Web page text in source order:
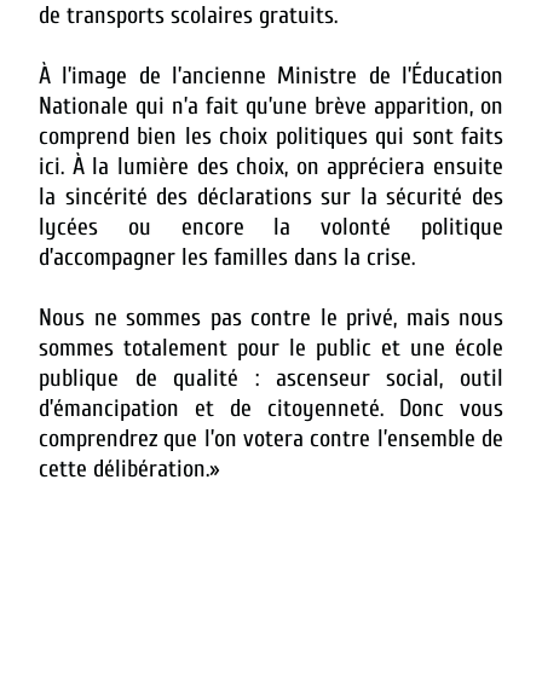
de transports scolaires gratuits.
À l’image de l’ancienne Ministre de l’Éducation
Nationale qui n’a fait qu’une brève apparition, on
comprend bien les choix politiques qui sont faits
ici. À la lumière des choix, on appréciera ensuite
la sincérité des déclarations sur la sécurité des
lycées ou encore la volonté politique
d’accompagner les familles dans la crise.
Nous ne sommes pas contre le privé, mais nous
sommes totalement pour le public et une école
publique de qualité : ascenseur social, outil
d’émancipation et de citoyenneté. Donc vous
comprendrez que l’on votera contre l’ensemble de
cette délibération.»